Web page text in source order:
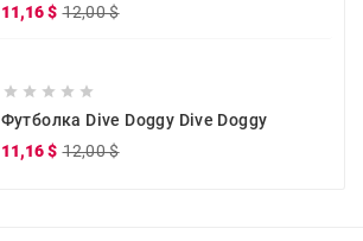
11,16 $ 12,00 $
    
Футболка Dive Doggy Dive Doggy
11,16 $ 12,00 $